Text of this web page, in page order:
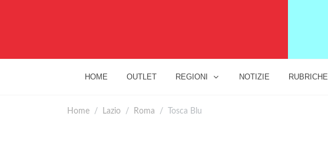
HOME OUTLET REGIONI NOTIZIE RUBRICHE
Home Lazio Roma Tosca Blu